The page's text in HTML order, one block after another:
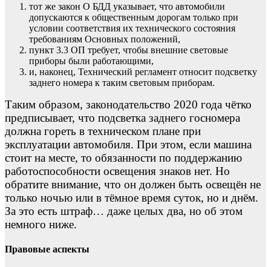
тот же закон О БДД указывает, что автомобили
допускаются к общественным дорогам только при
условии соответствия их технического состояния
требованиям Основных положений,
пункт 3.3 ОП требует, чтобы внешние световые
приборы были работающими,
и, наконец, Технический регламент относит подсветку
заднего номера к таким световым приборам.
Таким образом, законодательство 2020 года чётко
предписывает, что подсветка заднего госномера
должна гореть в техническом плане при
эксплуатации автомобиля. При этом, если машина
стоит на месте, то обязанности по поддержанию
работоспособности освещения знаков нет. Но
обратите внимание, что он должен быть освещён не
только ночью или в тёмное время суток, но и днём.
За это есть штраф… даже целых два, но об этом
немного ниже.
Правовые аспекты